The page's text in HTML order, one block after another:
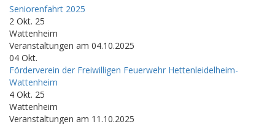
Seniorenfahrt 2025
2 Okt. 25
Wattenheim
Veranstaltungen am 04.10.2025
04 Okt.
Förderverein der Freiwilligen Feuerwehr Hettenleidelheim-
Wattenheim
4 Okt. 25
Wattenheim
Veranstaltungen am 11.10.2025